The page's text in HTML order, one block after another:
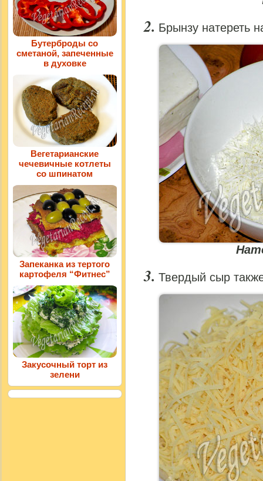
Брынзу натереть
Твердый сыр
Бутерброды со
сметаной, запеченные
в духовке
Вегетарианские
чечевичные котлеты
со шпинатом
Запеканка из тертого
картофеля “Фитнес”
Закусочный торт из
зелени